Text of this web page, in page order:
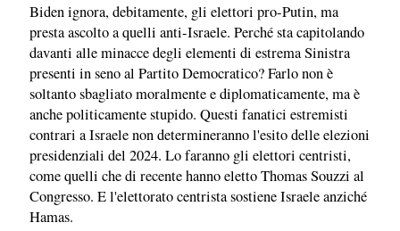
Biden ignora, debitamente, gli elettori pro-Putin, ma
presta ascolto a quelli anti-Israele. Perché sta capitolando
davanti alle minacce degli elementi di estrema Sinistra
presenti in seno al Partito Democratico? Farlo non è
soltanto sbagliato moralmente e diplomaticamente, ma è
anche politicamente stupido. Questi fanatici estremisti
contrari a Israele non determineranno l'esito delle elezioni
presidenziali del 2024. Lo faranno gli elettori centristi,
come quelli che di recente hanno eletto Thomas Souzzi al
Congresso. E l'elettorato centrista sostiene Israele anziché
Hamas.